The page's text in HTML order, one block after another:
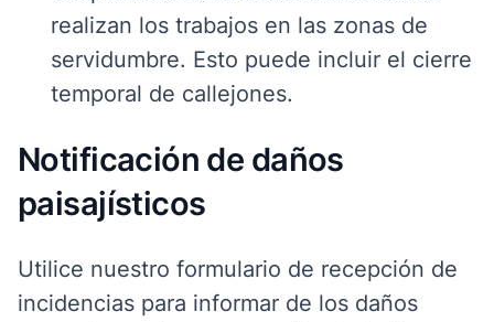
realizan los trabajos en las zonas de
servidumbre. Esto puede incluir el cierre
temporal de callejones.
Notificación de daños
paisajísticos
Utilice nuestro formulario de recepción de
incidencias para informar de los daños